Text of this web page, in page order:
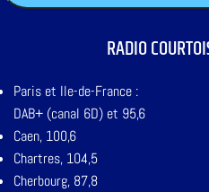
RADIO
Paris et Ile-de-France :
DAB+ (canal 6D) et 95,6
Caen, 100,6
Chartres, 104,5
Cherbourg, 87,8